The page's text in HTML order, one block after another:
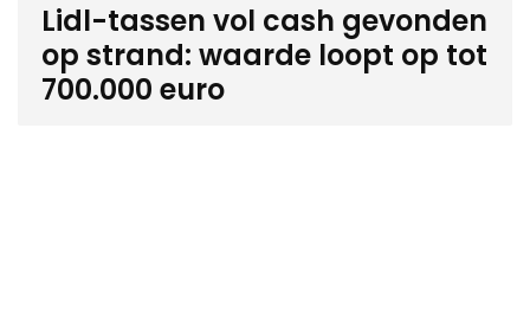
Lidl-tassen vol cash gevonden
op strand: waarde loopt op tot
700.000 euro